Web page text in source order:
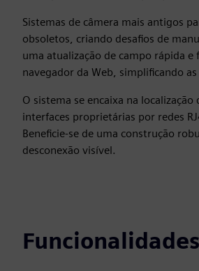
Sistemas de câmera mais antigos
obsoletos, criando desafios de
uma atualização de campo rápida
navegador da Web, simplificando
O sistema se encaixa na
interfaces proprietárias por redes
Beneficie-se de uma construção
desconexão visível.